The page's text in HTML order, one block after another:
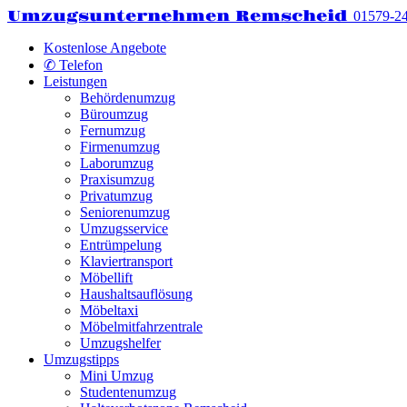
Umzugsunternehmen Remscheid 01579-
Kostenlose Angebote
✆ Telefon
Leistungen
Behördenumzug
Büroumzug
Fernumzug
Firmenumzug
Laborumzug
Praxisumzug
Privatumzug
Seniorenumzug
Umzugsservice
Entrümpelung
Klaviertransport
Möbellift
Haushaltsauflösung
Möbeltaxi
Möbelmitfahrzentrale
Umzugshelfer
Umzugstipps
Mini Umzug
Studentenumzug